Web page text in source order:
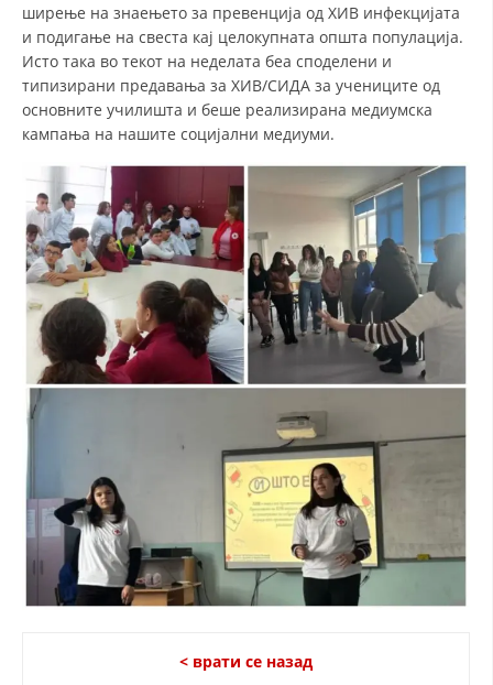
ОРГАНИЗАЦИЈА И РАЗВОЈ
РАКОВОДЕН ОДБОР
СОБРАНИЕ
ДИСЕМИНАЦИЈА
MЕЃУНАРОДНО ХУМАНИТАРНО ПРАВО
ПРОМОЦИЈА НА ХУМАНИ ВРЕДНОСТИ
УПОТРЕБА И ЗАШТИТА НА АМБЛЕМОТ
СОЦИЈАЛНО ХУМАНИТАРНА ДЕЈНОСТ
КАКО ДА ДОНИРАТЕ
ПОДГОТВЕНОСТ И ДЕЈСТВО ПРИ КАТАСТРОФИ
ТИМОВИ НА ООЦК
СПАСИТЕЛНА СТАНИЦА ВОДНО
ПРОЕКТИ – ПОДГОТВЕНОСТ И ДЕЈСТВУВАЊЕ ПРИ КАТАСТРОФИ
ширење на знаењето за превенција од ХИВ инфекцијата
и подигање на свеста кај целокупната општа популација.
Исто така во текот на неделата беа споделени и
типизирани предавања за ХИВ/СИДА за учениците од
основните училишта и беше реализирана медиумска
кампања на нашите социјални медиуми.
< врати се назад